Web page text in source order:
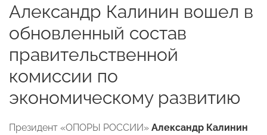
Александр Калинин вошел в
обновленный состав
правительственной
комиссии по
экономическому развитию
Президент «ОПОРЫ РОССИИ» Александр Калинин